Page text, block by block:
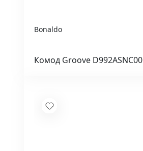
Bonaldo
Комод Groove D992ASNC00